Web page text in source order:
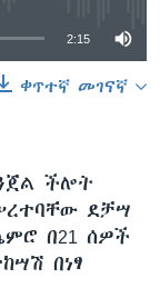
2:15
ቀጥተኛ መገናኛ
ችሎት
ደቻሣ
በ21 ሰዎች
በነፃ